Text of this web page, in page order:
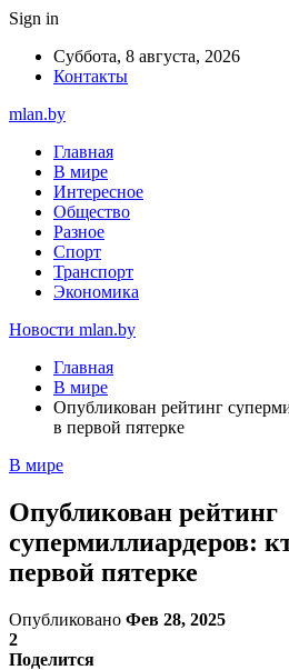
Sign in
Суббота, 8 августа, 2026
Контакты
mlan.by
Главная
В мире
Интересное
Общество
Разное
Спорт
Транспорт
Экономика
Новости mlan.by
Главная
В мире
Опубликован рейтинг
в первой пятерке
В мире
Опубликован рейтинг
супермиллиардеров:
первой пятерке
Опубликовано Фев 28, 2025
2
Поделится